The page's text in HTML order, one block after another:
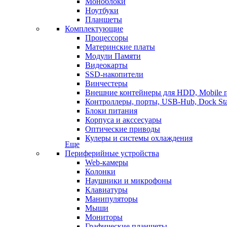
Ноутбуки
Планшеты
Комплектующие
Процессоры
Материнские платы
Модули Памяти
Видеокарты
SSD-накопители
Винчестеры
Внешние контейнеры для HDD, Mobile
Контроллеры, порты, USB-Hub, Dock
Блоки питания
Корпуса и акссесуары
Оптические приводы
Кулеры и системы охлаждения
Еще
Периферийные устройства
Web-камеры
Колонки
Наушники и микрофоны
Клавиатуры
Манипуляторы
Мыши
Мониторы